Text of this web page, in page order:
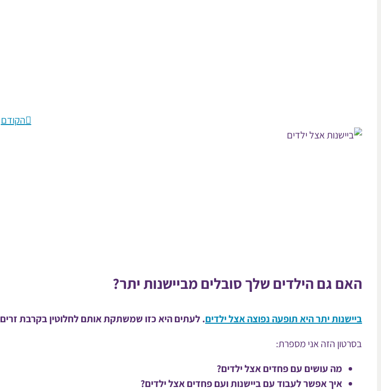
הקודם
האם גם הילדים שלך סובלים מביישנות יתר?
ביישנות יתר היא תופעה נפוצה אצל ילדים.לעתים היא כזו שמשתקת אותם לחלוטין בקרבת זרים
בסרטון הזה אני מספרת:
מה עושים עם פחדים אצל ילדים?
איך אפשר לעבוד עם ביישנות ועם פחדיםאצל ילדים?